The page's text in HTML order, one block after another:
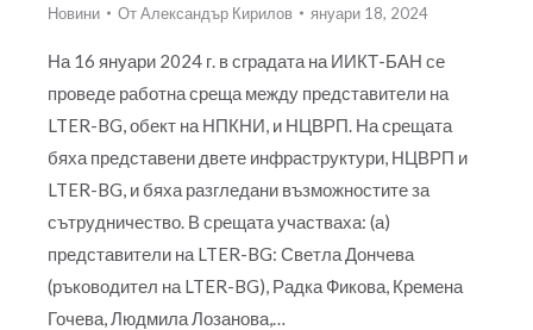
Новини ОтАлександър Кирилов януари 18, 2024
На 16 януари 2024 г. в сградата на ИИКТ-БАН се
проведе работна среща между представители на
LTER-BG, обект на НПКНИ, и НЦВРП. На срещата
бяха представени двете инфраструктури, НЦВРП и
LTER-BG, и бяха разгледани възможностите за
сътрудничество. В срещата участваха: (а)
представители на LTER-BG: Светла Дончева
(ръководител на LTER-BG), Радка Фикова, Кремена
Гочева, Людмила Лозанова,…